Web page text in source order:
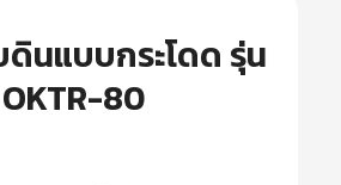
ดินแบบกระโดด รุ่น
OKTR-80